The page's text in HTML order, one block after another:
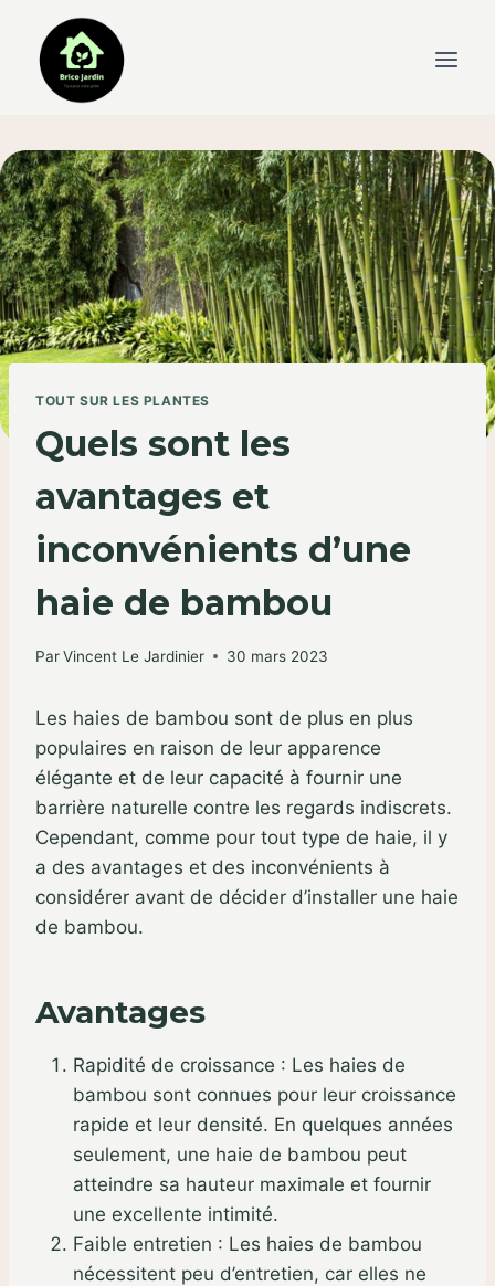
content
TOUT SUR LES PLANTES
Quels sont les
avantages et
inconvénients d’une
haie de bambou
ParVincent Le Jardinier 30 mars 2023
Les haies de bambou sont de plus en plus
populaires en raison de leur apparence
élégante et de leur capacité à fournir une
barrière naturelle contre les regards indiscrets.
Cependant, comme pour tout type de haie, il y
a des avantages et des inconvénients à
considérer avant de décider d’installer une haie
de bambou.
Avantages
Rapidité de croissance : Les haies de
bambou sont connues pour leur croissance
rapide et leur densité. En quelques années
seulement, une haie de bambou peut
atteindre sa hauteur maximale et fournir
une excellente intimité.
Faible entretien : Les haies de bambou
nécessitent peu d’entretien, car elles ne